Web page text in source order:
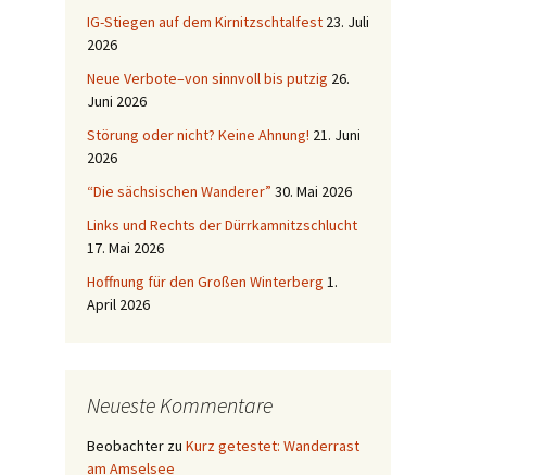
IG-Stiegen auf dem Kirnitzschtalfest 23. Juli
2026
Neue Verbote–von sinnvoll bis putzig 26.
Juni 2026
Störung oder nicht? Keine Ahnung! 21. Juni
2026
“Die sächsischen Wanderer” 30. Mai 2026
Links und Rechts der Dürrkamnitzschlucht
17. Mai 2026
Hoffnung für den Großen Winterberg 1.
April 2026
Neueste Kommentare
Beobachter zu Kurz getestet: Wanderrast
am Amselsee